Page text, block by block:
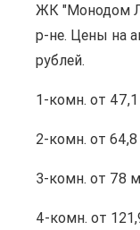
ЖК "Монодом
р-не. Цены на
рублей.
1-комн. от
2-комн. от
3-комн. от 78
4-комн. от